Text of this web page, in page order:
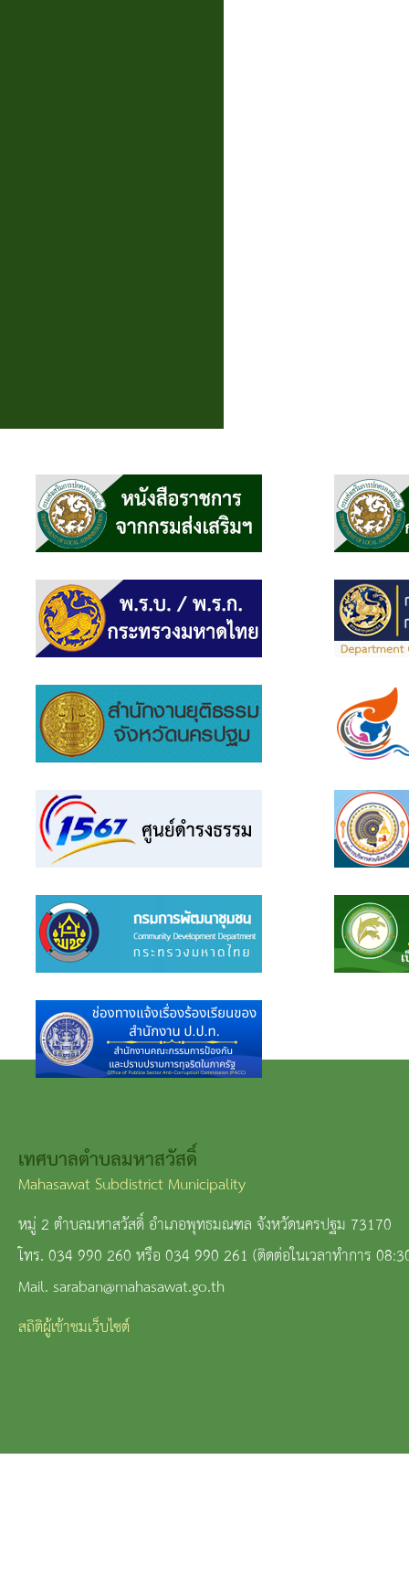
เทศบาลตำบลมหาสวัสดิ์
Mahasawat Subdistrict Municipality
หมู่ 2 ตำบลมหาสวัสดิ์ อำเภอพุทธมณฑล จังหวัดนครปฐม 73170
โทร. 034 990 260 หรือ 034 990 261 (ติดต่อในเวลาทำการ
Mail. saraban@mahasawat.go.th
สถิติผู้เข้าชมเว็บไซต์